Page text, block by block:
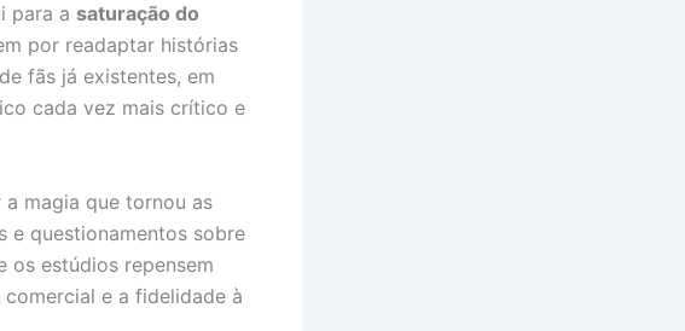
para a saturação do
por readaptar histórias
fãs já existentes, em
cada vez mais crítico e
magia que tornou as
e questionamentos sobre
os estúdios repensem
e a fidelidade à